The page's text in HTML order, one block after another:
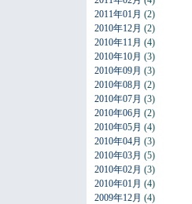
2011年01月 (2)
2010年12月 (2)
2010年11月 (4)
2010年10月 (3)
2010年09月 (3)
2010年08月 (2)
2010年07月 (3)
2010年06月 (2)
2010年05月 (4)
2010年04月 (3)
2010年03月 (5)
2010年02月 (3)
2010年01月 (4)
2009年12月 (4)